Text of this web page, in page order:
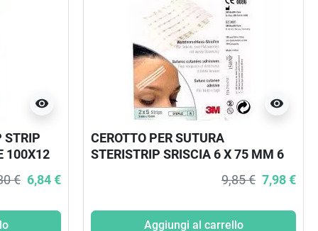
visibility
STRIP
100X12
€ 6,84 €
visibility
CEROTTO PER SUTURA
STERISTRIP SRISCIA 6 X 75 MM 6
9,85 € 7,98 €
Aggiungi al carrello